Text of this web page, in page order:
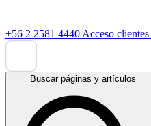
+56 2 2581 4440 Acceso clientes
Buscar páginas y artículos